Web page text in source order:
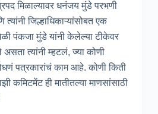
मिळाल्यावर धनंजय मुंडे परभणी
त्यांनी जिल्हाधिकाऱ्यांसोबत एक
पंकजा मुंडे यांनी केलेल्या टीकेवर
त्यांनी म्हटलं, ज्या कोणी
पत्रकारांचं काम आहे. कोणी किती
कमिटमेंट ही मातीतल्या माणसांसाठी